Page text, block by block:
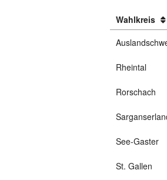
Wahlkreis
Rheintal
Rorschach
See-Gaster
St. Gallen